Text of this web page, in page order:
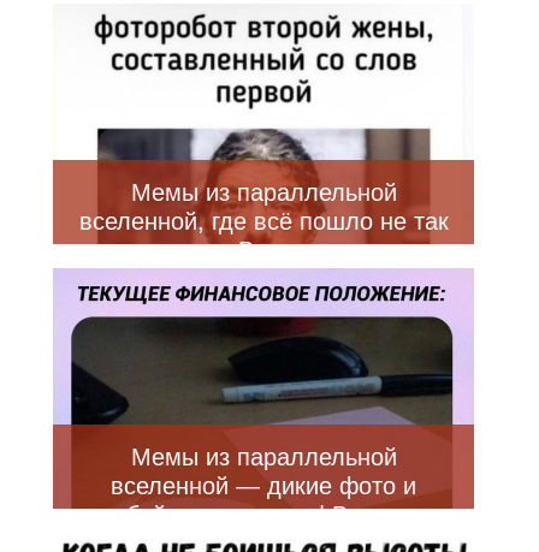
приколы | Bugaga
Мемы из параллельной
вселенной, где всё пошло не так
— Bugaga
Мемы из параллельной
вселенной — дикие фото и
убойные приколы | Bugaga